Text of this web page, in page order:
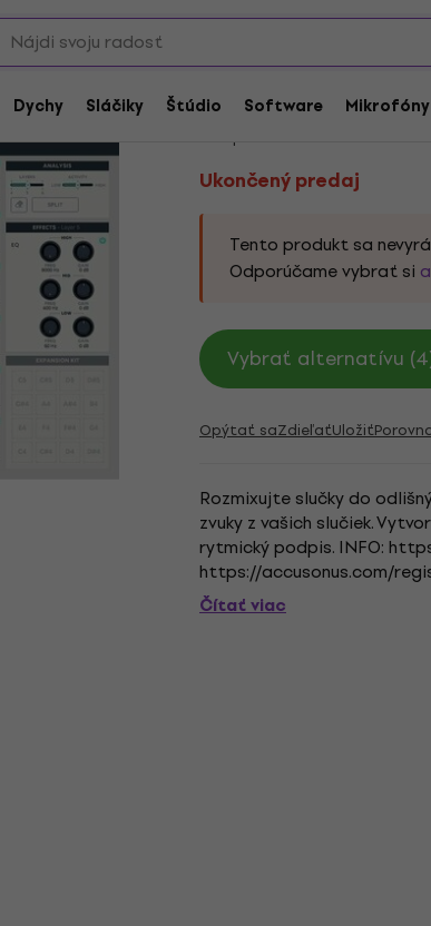
Dychy Sláčiky Štúdio Software Mikrofóny
Ukončený predaj
Accusonus
Kód produktu:
Ukončený predaj
Tento produkt sa
Odporúčame vybrať si
Vybrať alternatívu
Opýtať saZdieľaťUložiť
Rozmixujte slučky do
zvuky z vašich slučiek.
rytmický podpis. INFO:
https://accusonus.com/
Čítať viac